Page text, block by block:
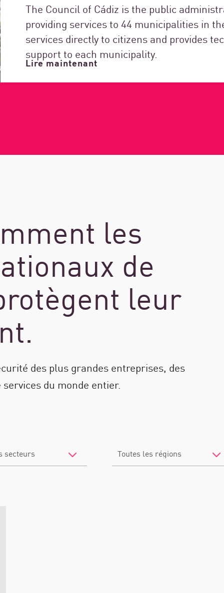
The Council of Cádiz is the public
providing services to 44 municipalities in
services directly to citizens and provides
support to each municipality.
Lire maintenant
les
de
leur
des plus grandes entreprises, des
du monde entier.
Filter
by
Location